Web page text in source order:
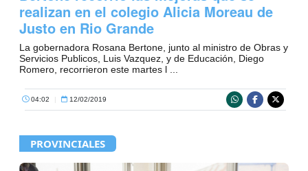
realizan en el colegio Alicia Moreau de
Justo en Rio Grande
La gobernadora Rosana Bertone, junto al ministro de Obras y
Servicios Publicos, Luis Vazquez, y de Educación, Diego
Romero, recorrieron este martes l ...
04:02 | 12/02/2019
PROVINCIALES